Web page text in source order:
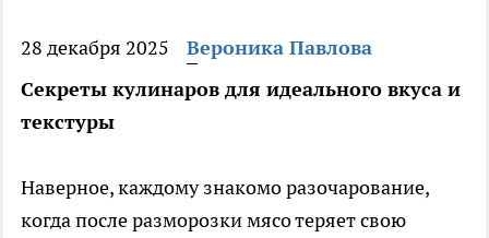
28 декабря 2025
Вероника Павлова
Секреты кулинаров для идеального вкуса и
текстуры
Наверное, каждому знакомо разочарование,
когда после разморозки мясо теряет свою